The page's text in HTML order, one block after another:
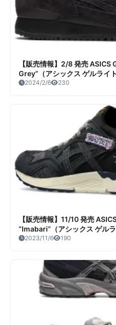
【販売情報】2/8 発売
Grey”（アシックス ゲルライ
ー”）販売/定価/販売店舗まとめ
2024/2/6 230
【販売情報】11/10 発売
“Imabari”（アシックス ゲル
定価/販売店舗まとめ
2023/11/6 190